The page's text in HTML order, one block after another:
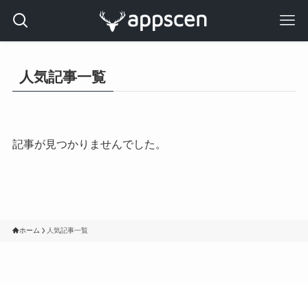
人気記事一覧
記事が見つかりませんでした。
ホーム 人気記事一覧